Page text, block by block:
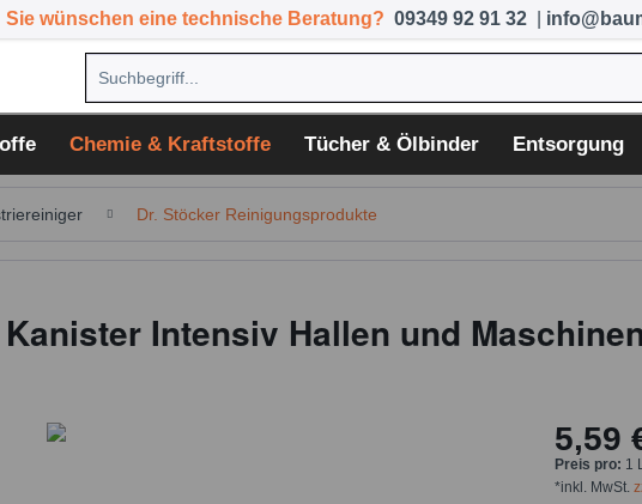
Sie wünschen eine technische Beratung? 09349 92 91 32
Chemie & Kraftstoffe Tücher & Ölbinder Entsorgung
Dr. Stöcker Reinigungsprodukte
Intensiv Hallen und
5,59
Preis pro: 1
*inkl. MwSt.